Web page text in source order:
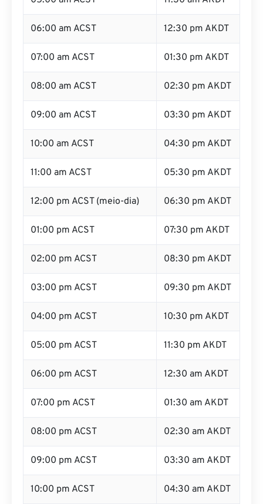
06:00 am ACST 12:30 pm AKDT
07:00 am ACST 01:30 pm AKDT
08:00 am ACST 02:30 pm AKDT
09:00 am ACST 03:30 pm AKDT
10:00 am ACST 04:30 pm AKDT
11:00 am ACST 05:30 pm AKDT
12:00 pm ACST (meio-dia) 06:30 pm AKDT
01:00 pm ACST 07:30 pm AKDT
02:00 pm ACST 08:30 pm AKDT
03:00 pm ACST 09:30 pm AKDT
04:00 pm ACST 10:30 pm AKDT
05:00 pm ACST 11:30 pm AKDT
06:00 pm ACST 12:30 am AKDT
07:00 pm ACST 01:30 am AKDT
08:00 pm ACST 02:30 am AKDT
09:00 pm ACST 03:30 am AKDT
10:00 pm ACST 04:30 am AKDT